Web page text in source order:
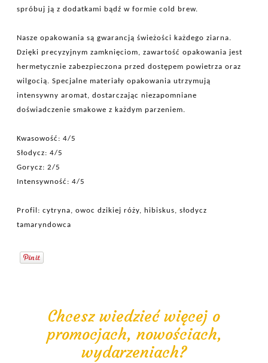
spróbuj ją z dodatkami bądź w formie cold brew.
Nasze opakowania są gwarancją świeżości każdego ziarna.
Dzięki precyzyjnym zamknięciom, zawartość opakowania jest
hermetycznie zabezpieczona przed dostępem powietrza oraz
wilgocią. Specjalne materiały opakowania utrzymują
intensywny aromat, dostarczając niezapomniane
doświadczenie smakowe z każdym parzeniem.
Kwasowość: 4/5
Słodycz: 4/5
Gorycz: 2/5
Intensywność: 4/5
Profil: cytryna, owoc dzikiej róży, hibiskus, słodycz
tamaryndowca
Chcesz wiedzieć więcej o
promocjach, nowościach,
wydarzeniach?